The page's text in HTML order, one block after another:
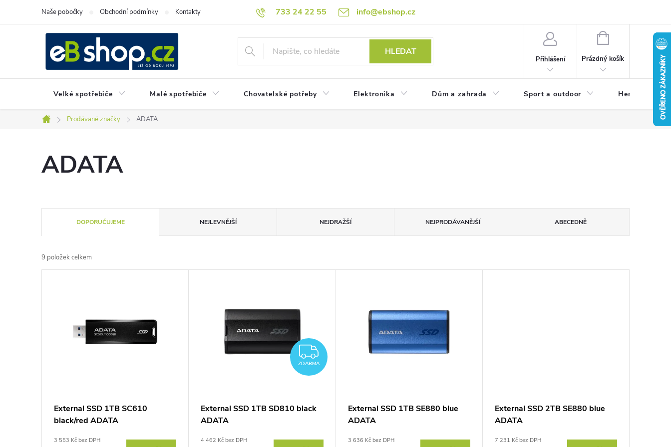
733 24 22 55 info@ebshop.cz
Naše pobočky Obchodní podmínky Kontakty
HLEDAT
Přihlášení
NÁKUPNÍ
Prázdný košík
Velké spotřebiče Malé spotřebiče Chovatelské potřeby Elektronika Dům a zahrada Sport a outdoor Herní zóna
Domů
Prodávané značky ADATA
ADATA
a
z
DOPORUČUJEME NEJLEVNĚJŠÍ NEJDRAŽŠÍ NEJPRODÁVANĚJŠÍ ABECEDNĚ
9 položek celkem
External SSD 1TB SC610
black/red ADATA
3 553 Kč bez DPH
ZDARMA
ZDARMA
External SSD 1TB SD810 black
ADATA
4 462 Kč bez DPH
External SSD 1TB SE880 blue
ADATA
3 636 Kč bez DPH
External SSD 2TB SE880 blue
ADATA
7 231 Kč bez DPH